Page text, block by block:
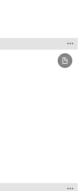
la
…
…